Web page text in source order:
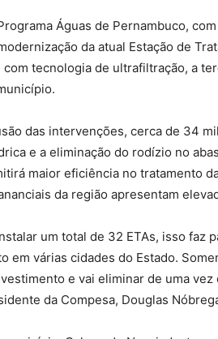
Águas de Pernambuco,
da atual Estação de
com tecnologia de ultrafiltração, a
das intervenções, cerca de 34
e a eliminação do rodízio no
maior eficiência no tratamento
da região apresentam
um total de 32 ETAs, isso faz
em várias cidades do Estado.
e vai eliminar de uma
da Compesa, Douglas